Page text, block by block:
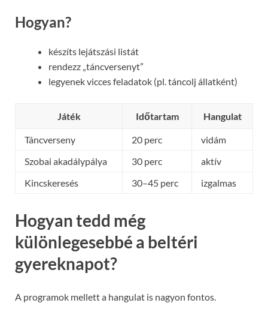
Hogyan?
készíts lejátszási listát
rendezz „táncversenyt”
legyenek vicces feladatok (pl. táncolj állatként)
Játék Időtartam Hangulat
Táncverseny 20 perc
vidám
Szobai akadálypálya
30 perc
aktív
Kincskeresés
30–45 perc izgalmas
Hogyan tedd még
különlegesebbé a beltéri
gyereknapot?
A programok mellett a hangulat is nagyon fontos.